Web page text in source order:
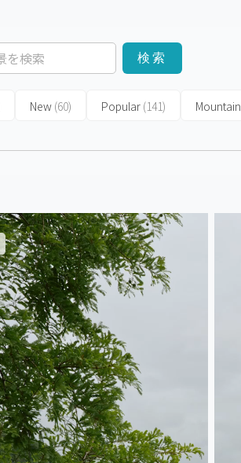
検索
New (60) Popular (141) Mountain